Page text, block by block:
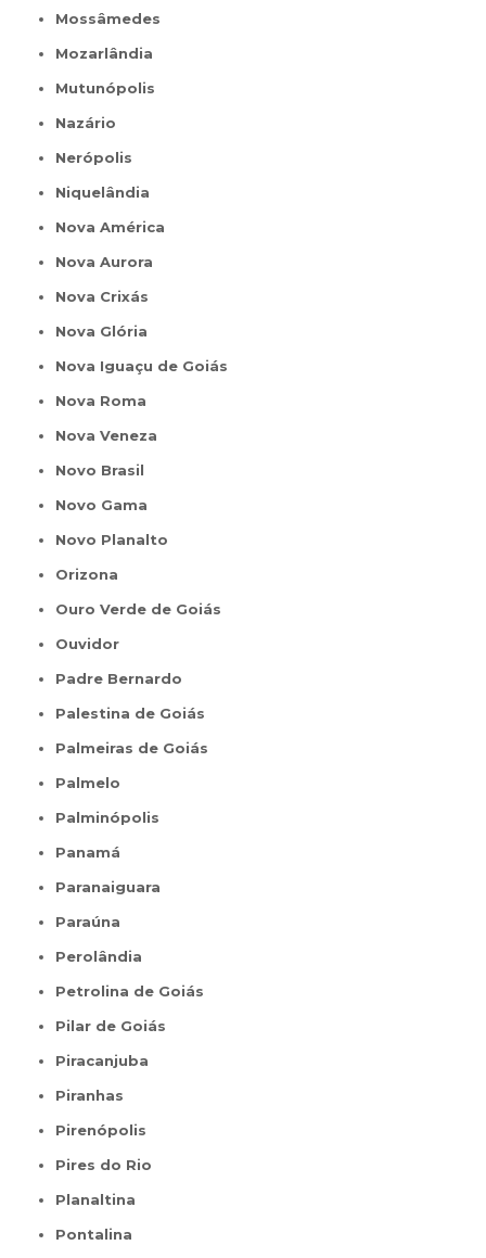
Mossâmedes
Mozarlândia
Mutunópolis
Nazário
Nerópolis
Niquelândia
Nova América
Nova Aurora
Nova Crixás
Nova Glória
Nova Iguaçu de Goiás
Nova Roma
Nova Veneza
Novo Brasil
Novo Gama
Novo Planalto
Orizona
Ouro Verde de Goiás
Ouvidor
Padre Bernardo
Palestina de Goiás
Palmeiras de Goiás
Palmelo
Palminópolis
Panamá
Paranaiguara
Paraúna
Perolândia
Petrolina de Goiás
Pilar de Goiás
Piracanjuba
Piranhas
Pirenópolis
Pires do Rio
Planaltina
Pontalina